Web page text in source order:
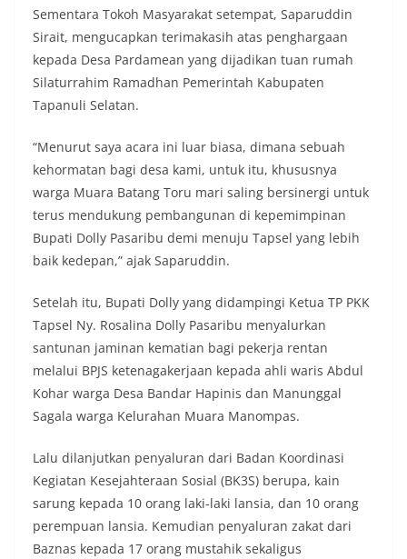
Sabu, Sita 19,60 Gram Barang Bukti
Ini Alasan Plh Sekda Medan Sarankan Jhon Ester
Lase Segera Dievaluasi
Percepat Penanganan Infrastruktur Kota Medan,
Dinas SDABMBK Perkuat Sinergi dengan
Kecamatan
Sementara Tokoh Masyarakat setempat, Saparuddin
Sirait, mengucapkan terimakasih atas penghargaan
kepada Desa Pardamean yang dijadikan tuan rumah
Silaturrahim Ramadhan Pemerintah Kabupaten
Tapanuli Selatan.
“Menurut saya acara ini luar biasa, dimana sebuah
kehormatan bagi desa kami, untuk itu, khususnya
warga Muara Batang Toru mari saling bersinergi untuk
terus mendukung pembangunan di kepemimpinan
Bupati Dolly Pasaribu demi menuju Tapsel yang lebih
baik kedepan,” ajak Saparuddin.
Setelah itu, Bupati Dolly yang didampingi Ketua TP PKK
Tapsel Ny. Rosalina Dolly Pasaribu menyalurkan
santunan jaminan kematian bagi pekerja rentan
melalui BPJS ketenagakerjaan kepada ahli waris Abdul
Kohar warga Desa Bandar Hapinis dan Manunggal
Sagala warga Kelurahan Muara Manompas.
Lalu dilanjutkan penyaluran dari Badan Koordinasi
Kegiatan Kesejahteraan Sosial (BK3S) berupa, kain
sarung kepada 10 orang laki-laki lansia, dan 10 orang
perempuan lansia. Kemudian penyaluran zakat dari
Baznas kepada 17 orang mustahik sekaligus